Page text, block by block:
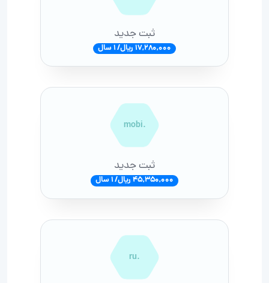
ثبت جدید
17,280,000 ریال/ 1 سال
.mobi
ثبت جدید
45,350,000 ریال/ 1 سال
.ru